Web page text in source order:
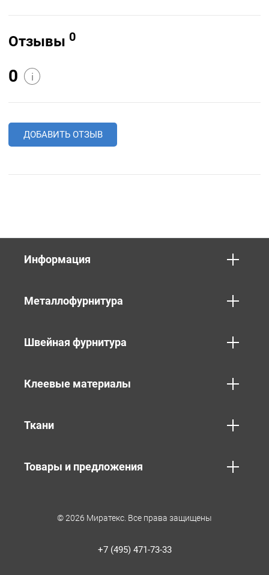
Отзывы 0
0 i
ДОБАВИТЬ ОТЗЫВ
Информация
Металлофурнитура
Швейная фурнитура
Клеевые материалы
Ткани
Товары и предложения
© 2026 Миратекс. Все права защищены
+7 (495) 471-73-33